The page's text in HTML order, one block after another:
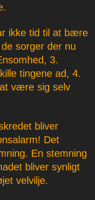
ikke tid til at bære
sorger der nu
3.
tingene ad, 4.
være sig selv
bliver
Det
En stemning
bliver synligt
velvilje.